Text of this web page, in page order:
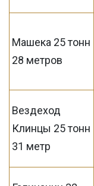
Машека 25 тонн
28 метров
Вездеход
Клинцы 25 тонн
31 метр